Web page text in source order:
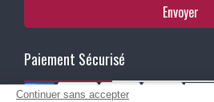
Envoyer
Paiement Sécurisé
Continuer sans accepter